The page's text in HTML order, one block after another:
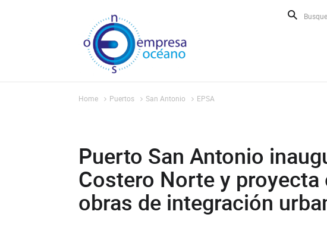
Home Puertos San Antonio EPSA
Puerto San Antonio
Costero Norte y proyecta
obras de integración